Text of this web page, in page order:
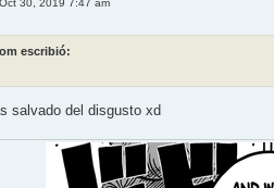
30, 2019 7:47 am
escribió:
salvado del disgusto xd